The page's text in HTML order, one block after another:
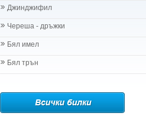
Джинджифил
Череша - дръжки
Бял имел
Бял трън